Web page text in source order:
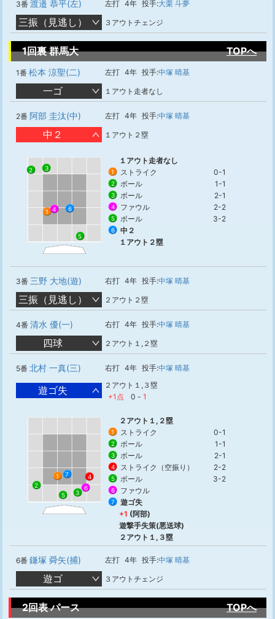
3番 渡邉 恭平(左) 左打 4年 投手:大栗 斗夢
三振（見逃し） ３アウトチェンジ
1回裏 群馬大 TOPへ
1番 松本 涼聖(二) 左打 4年 投手:中塚 晴基
一ゴ １アウト走者なし
2番 阿部 圭汰(中) 左打 4年 投手:中塚 晴基
中２ １アウト２塁
1
2 3
4
5
6
１アウト走者なし
1 ストライク 0-1
2 ボール 1-1
3 ボール 2-1
4 ファウル 2-2
5 ボール 3-2
6
中２
１アウト２塁
3番 三野 大地(遊) 右打 4年 投手:中塚 晴基
三振（見逃し） ２アウト２塁
4番 清水 優(一) 右打 4年 投手:中塚 晴基
四球 ２アウト１,２塁
5番 北村 一真(三) 右打 4年 投手:中塚 晴基
遊ゴ失
２アウト１,３塁
+1点
0 - 1
1
2
3
4
5
6
7
２アウト１,２塁
1 ストライク 0-1
2 ボール 1-1
3 ボール 2-1
4 ストライク（空振り） 2-2
5 ボール 3-2
6 ファウル
7
遊ゴ失
+1 (阿部)
遊撃手失策(悪送球)
２アウト１,３塁
6番 鎌塚 舜矢(捕) 左打 4年 投手:中塚 晴基
遊ゴ ３アウトチェンジ
2回表 パース TOPへ